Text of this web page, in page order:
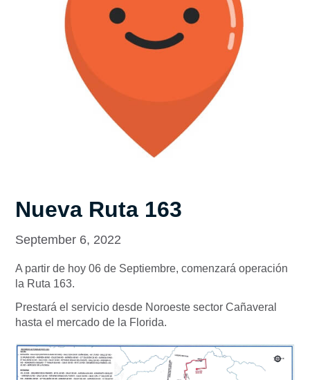
Nueva Ruta 163
September 6, 2022
A partir de hoy 06 de Septiembre, comenzará operación
la Ruta 163.
Prestará el servicio desde Noroeste sector Cañaveral
hasta el mercado de la Florida.